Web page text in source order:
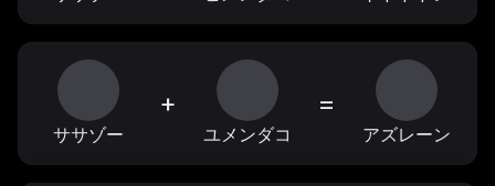
ササゾー
+
ユメンダコ
=
アズレーン